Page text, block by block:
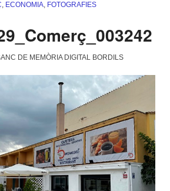
, ECONOMIA, FOTOGRAFIES
DE MEMÒRIA DIGITAL BORDILS